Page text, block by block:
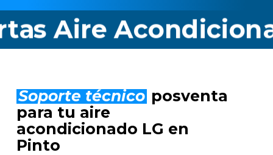
Acondicionado
Soporte técnico posventa
para tu aire
acondicionado LG en
Pinto